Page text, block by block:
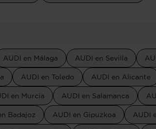
AUDI en Málaga AUDI en Sevilla
AUDI en Toledo AUDI en Alicante
en Murcia AUDI en Salamanca
Badajoz AUDI en Gipuzkoa AUDI